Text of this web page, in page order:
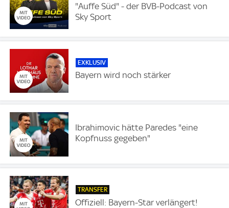
"Auffe Süd" - der BVB-Podcast von
Sky Sport
EXKLUSIV
Bayern wird noch stärker
Ibrahimovic hätte Paredes "eine
Kopfnuss gegeben"
TRANSFER
Offiziell: Bayern-Star verlängert!